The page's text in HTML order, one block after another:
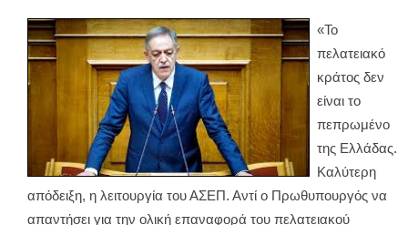
«Το
πελατειακό
κράτος δεν
είναι το
πεπρωμένο
της Ελλάδας.
Καλύτερη
απόδειξη, η λειτουργία του ΑΣΕΠ. Αντί ο Πρωθυπουργός να
απαντήσει για την ολική επαναφορά του πελατειακού